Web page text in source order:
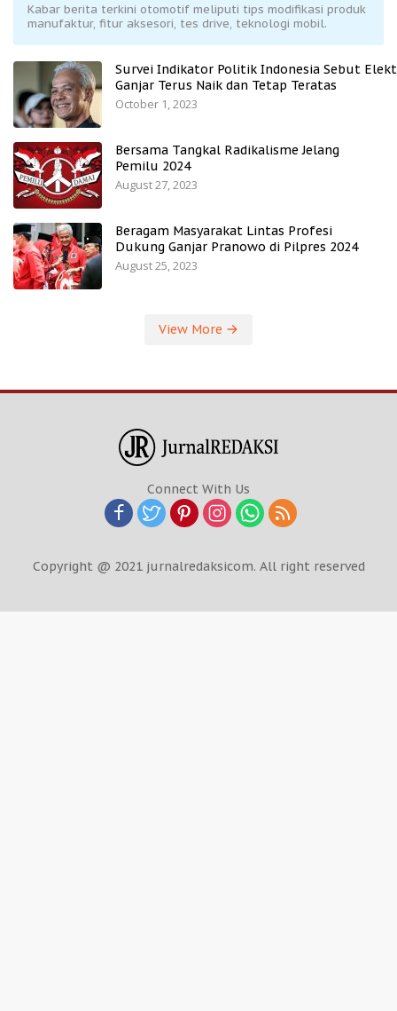
Kabar berita terkini otomotif meliputi tips modifikasi produk
manufaktur, fitur aksesori, tes drive, teknologi mobil.
Survei Indikator Politik Indonesia Sebut
Ganjar Terus Naik dan Tetap Teratas
October 1, 2023
Bersama Tangkal Radikalisme Jelang
Pemilu 2024
August 27, 2023
Beragam Masyarakat Lintas Profesi
Dukung Ganjar Pranowo di Pilpres 2024
August 25, 2023
View More
Connect With Us
Copyright @ 2021 jurnalredaksicom. All right reserved